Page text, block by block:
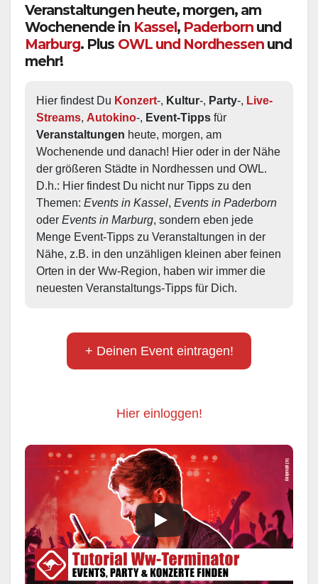
Veranstaltungen heute, morgen, am
Wochenende in Kassel, Paderborn und
Marburg. Plus OWL und Nordhessen und
mehr!
Hier findest Du Konzert-, Kultur-, Party-, Live-
Streams, Autokino-, Event-Tipps
Veranstaltungen heute, morgen, am
Wochenende und danach! Hier oder in der Nähe
der größeren Städte in Nordhessen und OWL.
D.h.: Hier findest Du nicht nur Tipps zu den
Themen: Events in Kassel, Events in Paderborn
oder Events in Marburg, sondern eben jede
Menge Event-Tipps zu Veranstaltungen in der
Nähe, z.B. in den unzähligen kleinen aber feinen
Orten in der Ww-Region, haben wir immer die
neuesten Veranstaltungs-Tipps für Dich.
+ Deinen Event eintragen!
Hier einloggen!